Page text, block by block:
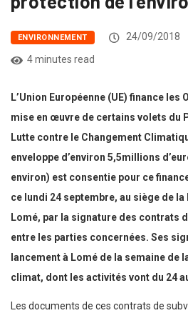
ENVIRONNEMENT 24/09/2018
4 minutes read
L’Union Européenne (UE) finance les
mise en œuvre de certains volets du
Lutte contre le Changement
enveloppe d’environ 5,5millions
environ) est consentie pour ce
ce lundi 24 septembre, au siège de la
Lomé, par la signature des contrats
entre les parties concernées. Ses
lancement à Lomé de la semaine de
climat, dont les activités vont du 24
Les documents de ces contrats de